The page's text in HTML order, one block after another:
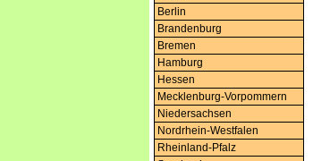
Berlin
Brandenburg
Bremen
Hamburg
Hessen
Mecklenburg-Vorpommern
Niedersachsen
Nordrhein-Westfalen
Rheinland-Pfalz